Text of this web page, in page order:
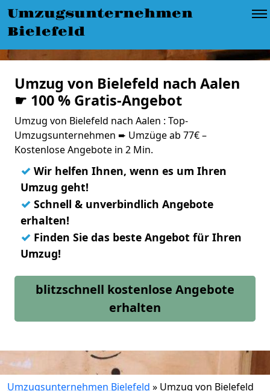
Umzugsunternehmen
Bielefeld
Umzug von Bielefeld nach Aalen
☛ 100 % Gratis-Angebot
Umzug von Bielefeld nach Aalen : Top-
Umzugsunternehmen ➨ Umzüge ab 77€ –
Kostenlose Angebote in 2 Min.
✓ Wir helfen Ihnen, wenn es um Ihren
Umzug geht!
✓ Schnell & unverbindlich Angebote
erhalten!
✓ Finden Sie das beste Angebot für Ihren
Umzug!
blitzschnell kostenlose Angebote
erhalten
Umzugsunternehmen Bielefeld » Umzug von Bielefeld